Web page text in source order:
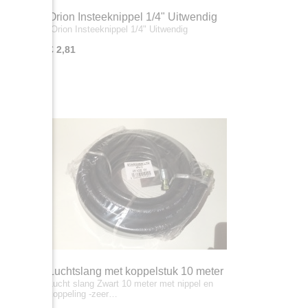
Orion Insteeknippel 1/4" Uitwendig
Orion Insteeknippel 1/4" Uitwendig
€ 2,81
Luchtslang met koppelstuk 10 meter
Lucht slang Zwart 10 meter met nippel en
koppeling -zeer…